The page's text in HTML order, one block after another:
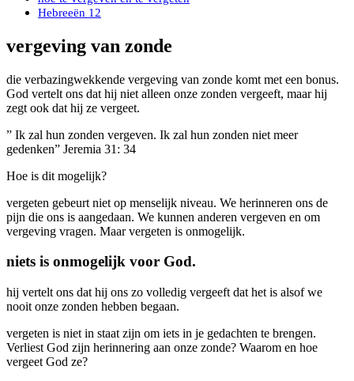
Hebreeën 12
vergeving van zonde
die verbazingwekkende vergeving van zonde komt met een bonus.
God vertelt ons dat hij niet alleen onze zonden vergeeft, maar hij
zegt ook dat hij ze vergeet.
” Ik zal hun zonden vergeven. Ik zal hun zonden niet meer
gedenken” Jeremia 31: 34
Hoe is dit mogelijk?
vergeten gebeurt niet op menselijk niveau. We herinneren ons de
pijn die ons is aangedaan. We kunnen anderen vergeven en om
vergeving vragen. Maar vergeten is onmogelijk.
niets is onmogelijk voor God.
hij vertelt ons dat hij ons zo volledig vergeeft dat het is alsof we
nooit onze zonden hebben begaan.
vergeten is niet in staat zijn om iets in je gedachten te brengen.
Verliest God zijn herinnering aan onze zonde? Waarom en hoe
vergeet God ze?